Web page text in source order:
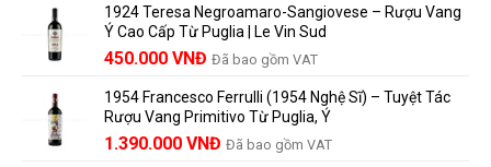
và
những
người
vang
nên
biết
Lưu
Trữ
Và
Thành
là:
858.000 VNĐ.
tại
là:
780.000 VNĐ.
1924 Teresa Negroamaro-Sangiovese – Rượu Vang
Ý Cao Cấp Từ Puglia | Le Vin Sud
Giá
là:
495.000 VNĐ.
450.000 VNĐ Giá
tại
là:
450.000 VNĐ.
Đã bao gồm VAT
1954 Francesco Ferrulli (1954 Nghệ Sĩ) – Tuyệt Tác
Rượu Vang Primitivo Từ Puglia, Ý
Giá
1.390.000 VNĐ Giá
Đã bao gồm VAT